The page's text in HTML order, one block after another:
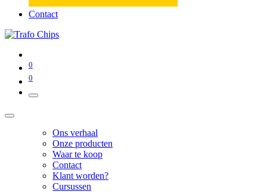
Contact
0
0
Ons verhaal
Onze producten
Waar te koop
Contact
Klant worden?
Cursussen